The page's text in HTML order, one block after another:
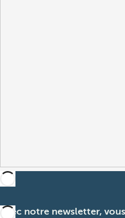
Avec notre newsletter,